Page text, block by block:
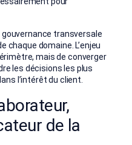
transversale
domaine. L’enjeu
mais de converger
les décisions les plus
l’intérêt du client.
de la